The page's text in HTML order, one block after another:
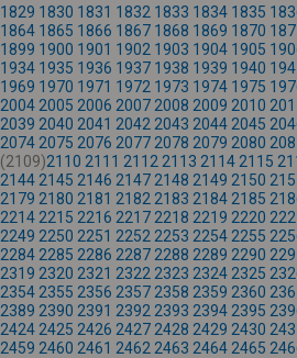
1829 1830 1831 1832 1833 1834 1835
1864 1865 1866 1867 1868 1869 1870
1899 1900 1901 1902 1903 1904 1905
1934 1935 1936 1937 1938 1939 1940
1969 1970 1971 1972 1973 1974 1975
2004 2005 2006 2007 2008 2009 2010
2039 2040 2041 2042 2043 2044 2045
2074 2075 2076 2077 2078 2079 2080
(2109)2110 2111 2112 2113 2114 2115
2144 2145 2146 2147 2148 2149 2150
2179 2180 2181 2182 2183 2184 2185
2214 2215 2216 2217 2218 2219 2220
2249 2250 2251 2252 2253 2254 2255
2284 2285 2286 2287 2288 2289 2290
2319 2320 2321 2322 2323 2324 2325
2354 2355 2356 2357 2358 2359 2360
2389 2390 2391 2392 2393 2394 2395
2424 2425 2426 2427 2428 2429 2430
2459 2460 2461 2462 2463 2464 2465